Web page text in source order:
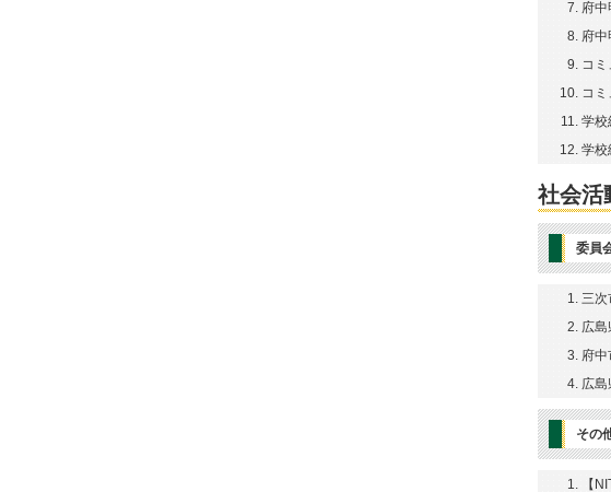
府
府
コ
コ
学校
学校
社会活
委員
三次
広
府
広
その
【